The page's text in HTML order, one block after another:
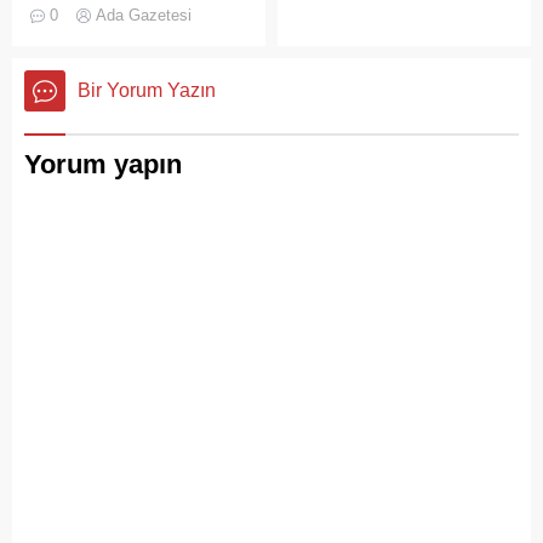
askeri okul binasının
çatısında, tamirat
çıktı. Gökyüzünü kaplayan
yoğun duman paniğe neden
0 Ada Gazetesi
Bir Yorum Yazın
Yorum yapın